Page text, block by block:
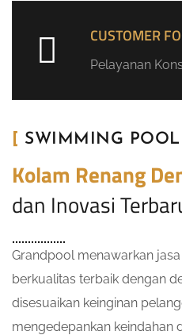
CUSTOMER
Pelayanan
[ SWIMMING POOL
Kolam Renang
dan Inovasi
Grandpool menawarkan
berkualitas terbaik dengan
disesuaikan keinginan
mengedepankan keindahan